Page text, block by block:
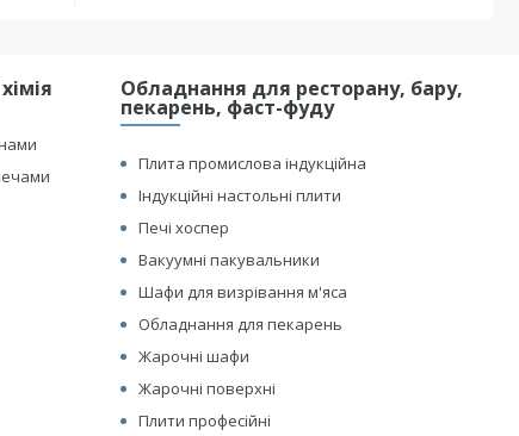
Обладнання для ресторану, бару,
пекарень, фаст-фуду
Плита промислова індукційна
Індукційні настольні плити
Печі хоспер
Вакуумні пакувальники
Шафи для визрівання м'яса
Обладнання для пекарень
Жарочні шафи
Жарочні поверхні
Плити професійні